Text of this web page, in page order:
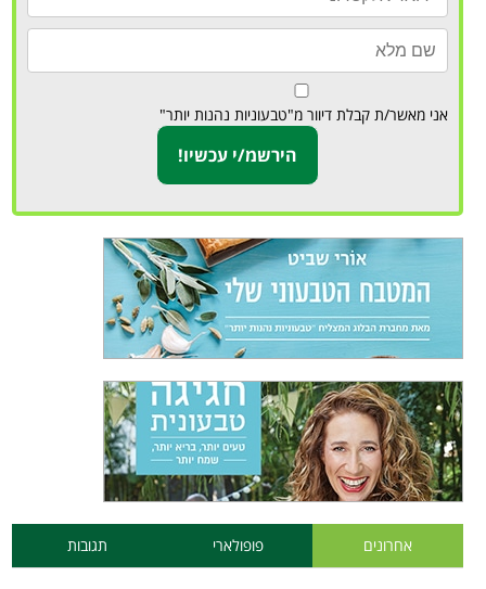
אני מאשר/ת קבלת דיוור מ"טבעוניות נהנות יותר"
אחרונים פופולארי תגובות